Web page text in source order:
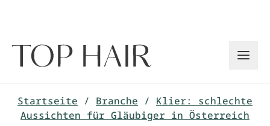
Startseite / Branche / Klier: schlechte
Aussichten für Gläubiger in Österreich